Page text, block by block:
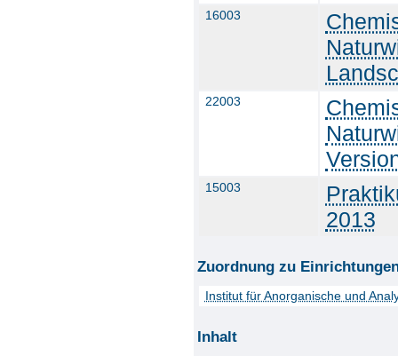
16003
22003
15003
2013
Zuordnung zu
Institut für Anorganische und
Inhalt